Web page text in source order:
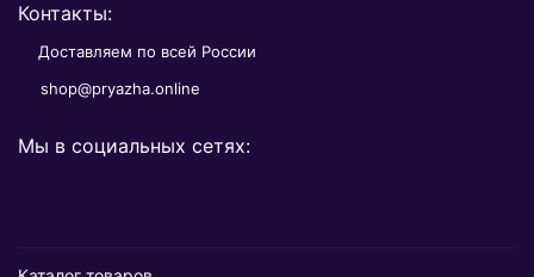
Контакты:
Доставляем по всей России
shop@pryazha.online
Мы в социальных сетях: